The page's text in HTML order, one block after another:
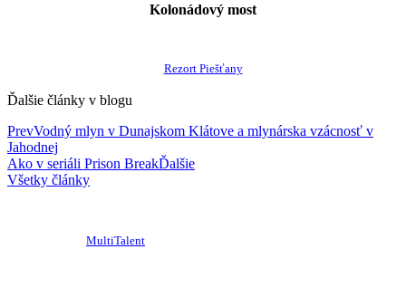
Kolonádový most
Rezort Piešťany
Ďalšie články v blogu
PrevVodný mlyn v Dunajskom Klátove a mlynárska vzácnosť v
Jahodnej
Ako v seriáli Prison BreakĎalšie
Všetky články
MultiTalent